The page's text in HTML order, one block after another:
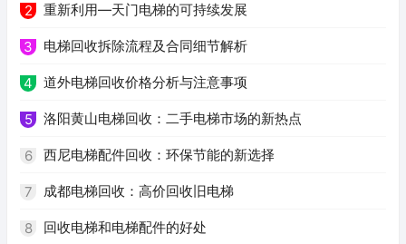
2 重新利用—天门电梯的可持续发展
3 电梯回收拆除流程及合同细节解析
4 道外电梯回收价格分析与注意事项
5 洛阳黄山电梯回收：二手电梯市场的新热点
6 西尼电梯配件回收：环保节能的新选择
7 成都电梯回收：高价回收旧电梯
8 回收电梯和电梯配件的好处